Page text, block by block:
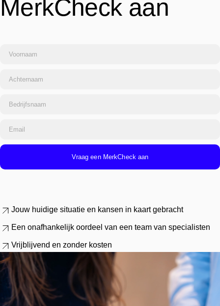
MerkCheck aan
Vraag een MerkCheck aan
Jouw huidige situatie en kansen in kaart gebracht
Een onafhankelijk oordeel van een team van specialisten
Vrijblijvend en zonder kosten